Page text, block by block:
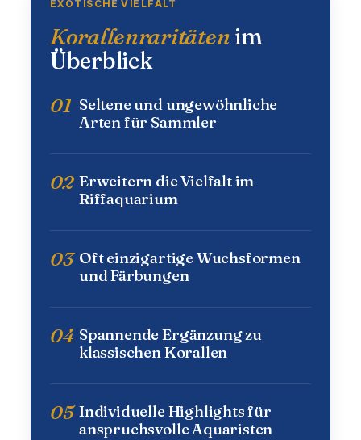
EXOTISCHE VIELFALT
Korallenraritäten im
Überblick
01 Seltene und ungewöhnliche
Arten für Sammler
02 Erweitern die Vielfalt im
Riffaquarium
03 Oft einzigartige Wuchsformen
und Färbungen
04 Spannende Ergänzung zu
klassischen Korallen
05 Individuelle Highlights für
anspruchsvolle Aquaristen